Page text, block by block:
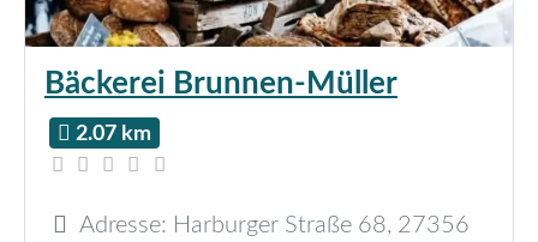
Bäckerei Brunnen-Müller
2.07 km
Adresse: Harburger Straße 68, 27356